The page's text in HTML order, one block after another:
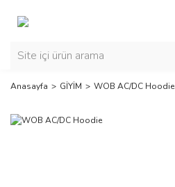
Anasayfa GİYİM WOB AC/DC Hoodie